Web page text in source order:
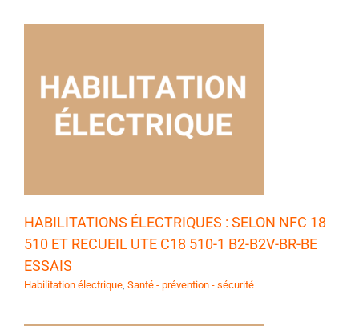
HABILITATIONS ÉLECTRIQUES : SELON NFC 18
510 ET RECUEIL UTE C18 510-1 B2-B2V-BR-BE
ESSAIS
Habilitation électrique, Santé - prévention - sécurité